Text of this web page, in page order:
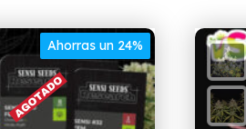
Ahorras un 24%